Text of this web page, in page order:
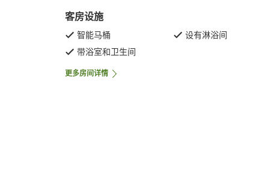
客房设施
智能马桶
设有淋浴间
带浴室和卫生间
更多房间详情